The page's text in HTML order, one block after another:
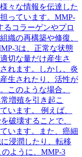
々な情報を伝達した
っています。MMP-
るコラーゲンやプロ
織の再構築や修復、
3は、正常な状態
切な量だけ産生さ
れます。しかし、炎
生されたり、活性が
このような場合、
増殖を引き起こ
います。 例えば、
破壊することで、
います。また、癌細
浸潤したり、転移
ように、MMP-3